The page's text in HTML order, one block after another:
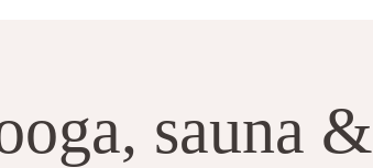
sauna &